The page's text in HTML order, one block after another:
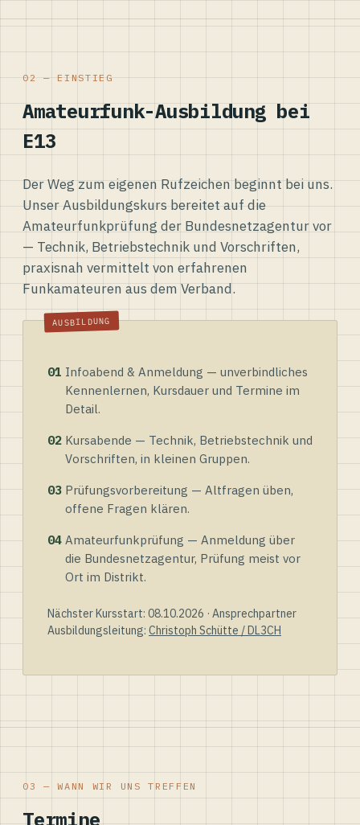
02 — EINSTIEG
Amateurfunk-Ausbildung bei
E13
Der Weg zum eigenen Rufzeichen beginnt bei uns.
Unser Ausbildungskurs bereitet auf die
Amateurfunkprüfung der Bundesnetzagentur vor
— Technik, Betriebstechnik und Vorschriften,
praxisnah vermittelt von erfahrenen
Funkamateuren aus dem Verband.
01 Infoabend & Anmeldung — unverbindliches
Kennenlernen, Kursdauer und Termine im
Detail.
02 Kursabende — Technik, Betriebstechnik und
Vorschriften, in kleinen Gruppen.
03 Prüfungsvorbereitung — Altfragen üben,
offene Fragen klären.
04 Amateurfunkprüfung — Anmeldung über
die Bundesnetzagentur, Prüfung meist vor
Ort im Distrikt.
Nächster Kursstart: 08.10.2026 · Ansprechpartner
Ausbildungsleitung: Christoph Schütte / DL3CH
03 — WANN WIR UNS TREFFEN
Termine